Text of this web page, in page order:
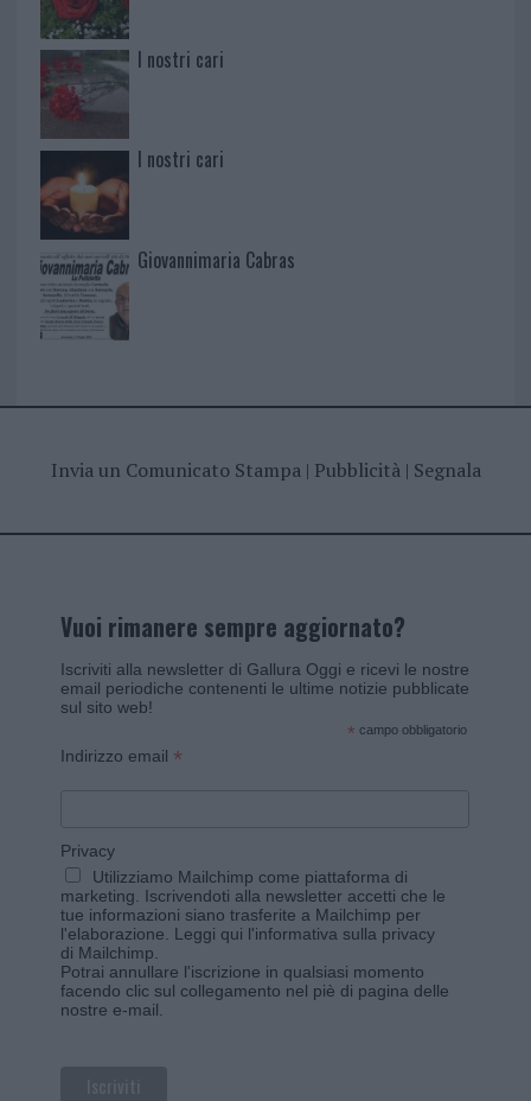
I nostri cari
I nostri cari
Giovannimaria Cabras
Invia un Comunicato Stampa| Pubblicità| Segnala
Vuoi rimanere sempre aggiornato?
Iscriviti alla newsletter di Gallura Oggi e ricevi le nostre
email periodiche contenenti le ultime notizie pubblicate
sul sito web!
* campo obbligatorio
Indirizzo email *
Privacy
Utilizziamo Mailchimp come piattaforma di
marketing. Iscrivendoti alla newsletter accetti che le
tue informazioni siano trasferite a Mailchimp per
l'elaborazione. Leggi qui l'informativa sulla privacy
di Mailchimp
Potrai annullare l'iscrizione in qualsiasi momento
facendo clic sul collegamento nel piè di pagina delle
nostre e-mail.